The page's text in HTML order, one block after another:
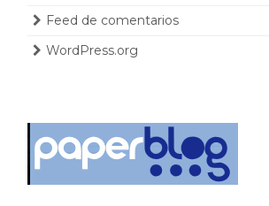
Feed de comentarios
WordPress.org